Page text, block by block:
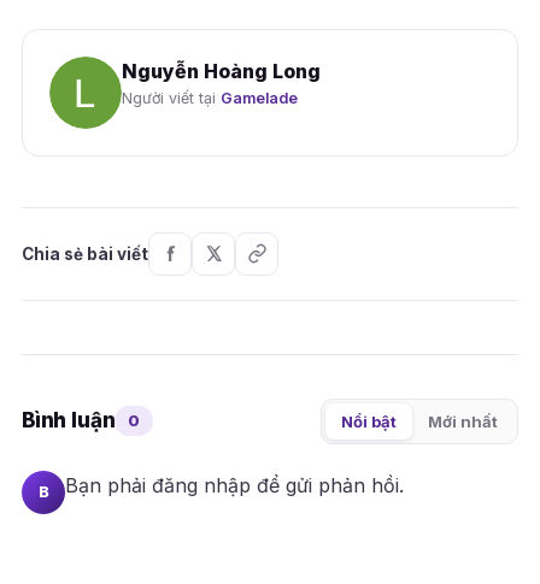
Nguyễn Hoàng Long
Người viết tại Gamelade
Chia sẻ bài viết
Bình luận 0 Nổi bật Mới nhất
B Bạn phải đăng nhập để gửi phản hồi.